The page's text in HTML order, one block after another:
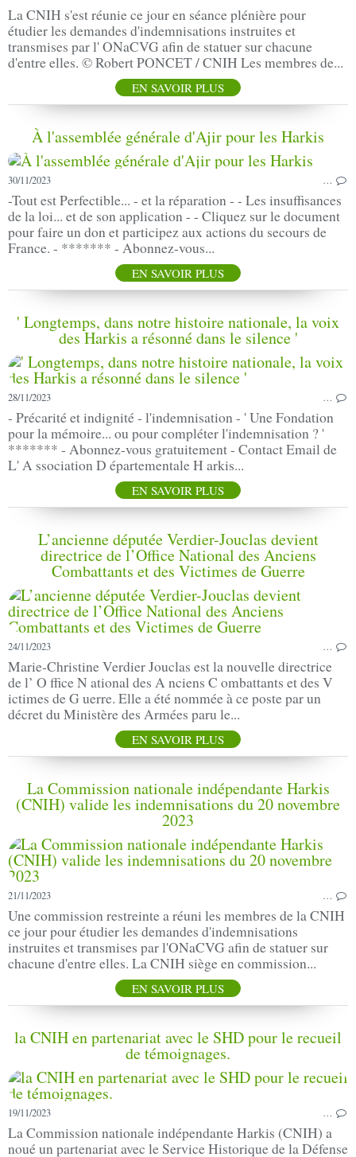
La CNIH s'est réunie ce jour en séance plénière pour
étudier les demandes d'indemnisations instruites et
transmises par l' ONaCVG afin de statuer sur chacune
d'entre elles. © Robert PONCET / CNIH Les membres de...
EN SAVOIR PLUS
À l'assemblée générale d'Ajir pour les Harkis
30/11/2023 …
-Tout est Perfectible... - et la réparation - - Les insuffisances
de la loi... et de son application - - Cliquez sur le document
pour faire un don et participez aux actions du secours de
France. - ******* - Abonnez-vous...
EN SAVOIR PLUS
' Longtemps, dans notre histoire nationale, la voix
des Harkis a résonné dans le silence '
28/11/2023 …
- Précarité et indignité - l'indemnisation - ' Une Fondation
pour la mémoire... ou pour compléter l'indemnisation ? '
******* - Abonnez-vous gratuitement - Contact Email de
L' A ssociation D épartementale H arkis...
EN SAVOIR PLUS
L’ancienne députée Verdier-Jouclas devient
directrice de l’Office National des Anciens
Combattants et des Victimes de Guerre
24/11/2023 …
Marie-Christine Verdier Jouclas est la nouvelle directrice
de l’ O ffice N ational des A nciens C ombattants et des V
ictimes de G uerre. Elle a été nommée à ce poste par un
décret du Ministère des Armées paru le...
EN SAVOIR PLUS
La Commission nationale indépendante Harkis
(CNIH) valide les indemnisations du 20 novembre
2023
21/11/2023 …
Une commission restreinte a réuni les membres de la CNIH
ce jour pour étudier les demandes d'indemnisations
instruites et transmises par l'ONaCVG afin de statuer sur
chacune d'entre elles. La CNIH siège en commission...
EN SAVOIR PLUS
la CNIH en partenariat avec le SHD pour le recueil
de témoignages.
19/11/2023 …
La Commission nationale indépendante Harkis (CNIH) a
noué un partenariat avec le Service Historique de la Défense